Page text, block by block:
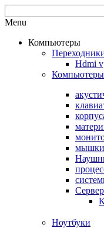
Menu
Компьютеры
Hdmi
Компьютеры
мышки
Ноутбуки